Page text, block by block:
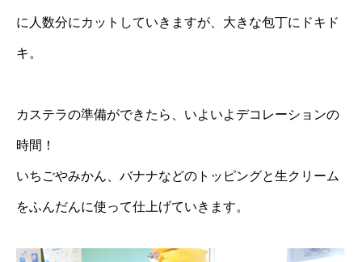
に人数分にカットしていきますが、大きな包丁にドキド
キ。
カステラの準備ができたら、いよいよデコレーションの
時間！
いちごやみかん、バナナなどのトッピングと生クリーム
をふんだんに使って仕上げていきます。